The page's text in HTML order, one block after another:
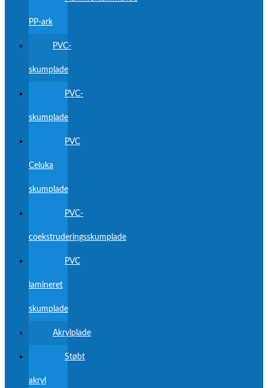
PP-ark
PVC-
skumplade
PVC-
skumplade
PVC
Celuka
skumplade
PVC-
coekstruderingsskumplade
PVC
lamineret
skumplade
Akrylplade
Støbt
akryl